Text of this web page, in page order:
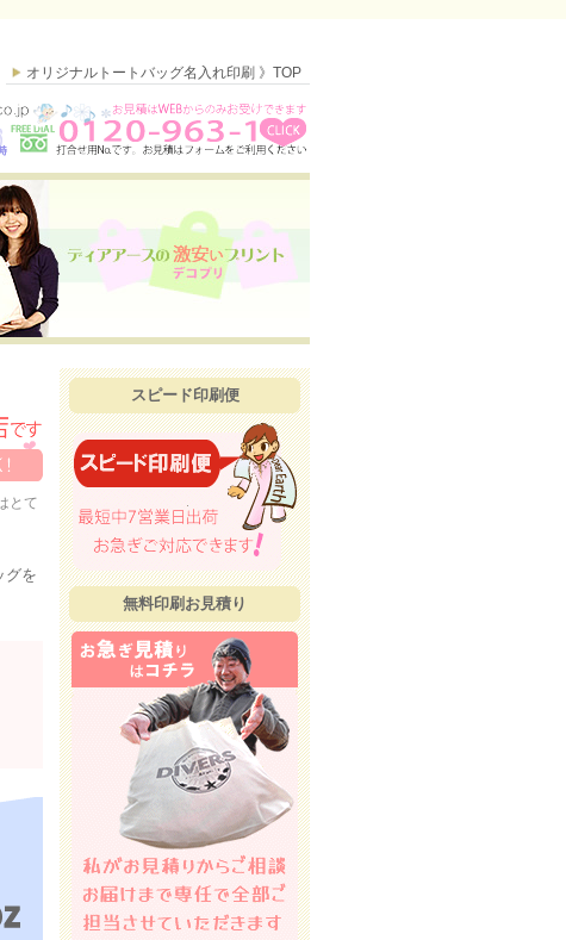
オリジナルトートバッグ名入れ印刷 》TOP
とて
グを
スピード印刷便
無料印刷お見積り